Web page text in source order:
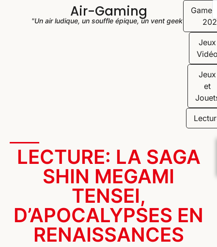
Air-Gaming
"Un air ludique, un souffle épique, un vent geek"
Jeux
Jeux
et
LECTURE: LA SAGA
SHIN MEGAMI
TENSEI,
D’APOCALYPSES EN
RENAISSANCES